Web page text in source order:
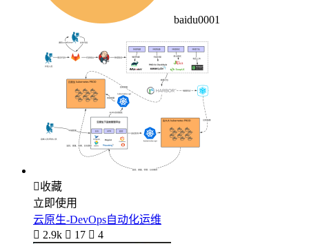
baidu0001
收藏
立即使用
云原生-DevOps自动化运维
 2.9k  17  4